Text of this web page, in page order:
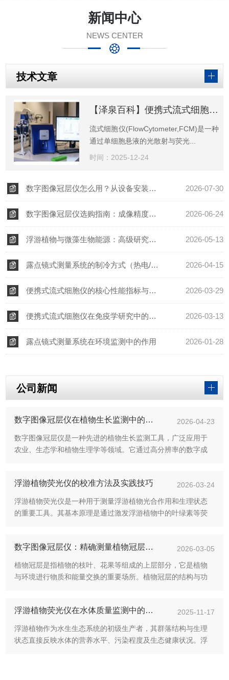
新闻中心
NEWS CENTER
技术文章
【泽泉百科】便携式流式细胞仪的原理与应用现状
流式细胞仪(FlowCytometer,FCM)是一种
通过单细胞悬液的光散射与荧光...
时间：2025-12-24
2026-07-30
数字图像冠层仪怎么用？从设备安装到数据导出的完整操作教程
2026-06-24
数字图像冠层仪选购指南：成像精度与数据分析核心解析
2026-05-13
浮游植物与微藻生物能源：高级研究型藻类荧光仪在生物燃料开发中的价值
2026-04-15
露点镜式测量系统的制冷方式（热电/液氮）选型指南
2026-03-29
便携式流式细胞仪的核心性能指标与检测精度优化方法
2026-03-13
便携式流式细胞仪在免疫学研究中的前景
2026-01-28
露点镜式测量系统在环境监测中的作用
公司新闻
数字图像冠层仪在植物生长监测中的应用
2026-04-23
数字图像冠层仪是一种先进的植物生长监测工具，广泛应用于
农业、生态学和植物生理学等领域。它通过高分辨率的数字成
持。在植物生长监测中，数字...
浮游植物荧光仪的校准方法及实践技巧
2026-03-24
浮游植物荧光仪是一种用于测量浮游植物光合作用和生理状态
的重要工具。其基本原理是通过激发浮游植物中的叶绿素等荧
准，因此掌握其校准方法及实...
数字图像冠层仪：精确测量植物冠层的重要工具
2026-03-05
植物冠层是指植物的枝叶、花果等组成的上层部分，它是植物
与环境进行物质和能量交换的重要场所。植物冠层的结构与功
生态学等领域具有重要意义...
浮游植物荧光仪在水体质量监测中的应用研究
2025-11-17
浮游植物作为水生生态系统的初级生产者，其群落结构与生理
状态直接反映水体的营养水平、污染程度及生态健康状况。浮